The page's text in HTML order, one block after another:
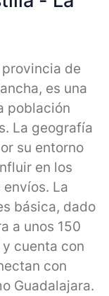
de
es una
población
La geografía
su entorno
en los
La
básica, dado
a unos 150
cuenta con
con
Guadalajara.